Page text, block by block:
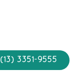
(13) 3351-9555